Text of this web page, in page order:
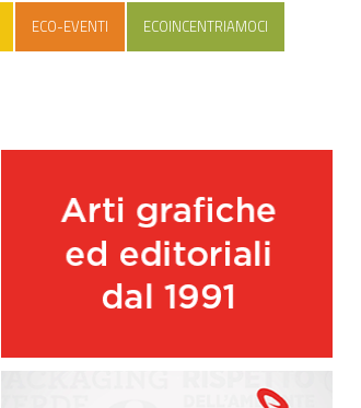
ECO-EVENTI ECOINCENTRIAMOCI